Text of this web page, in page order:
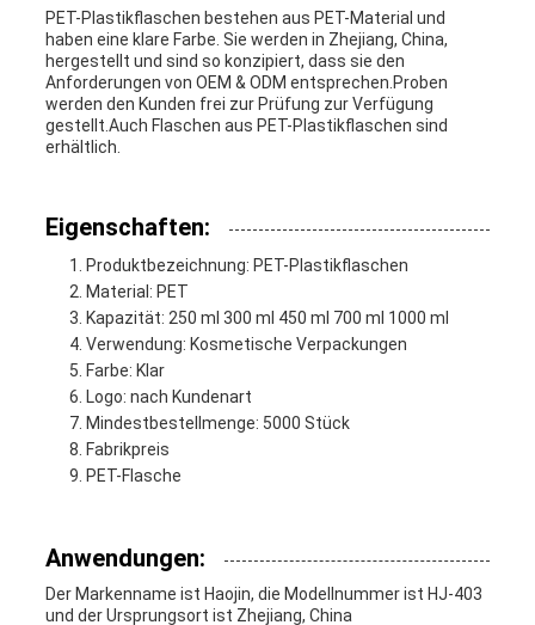
EIN
ZITAT
PRIVACY
POLICY
PET-Plastikflaschen bestehen aus PET-Material und
haben eine klare Farbe. Sie werden in Zhejiang, China,
hergestellt und sind so konzipiert, dass sie den
Anforderungen von OEM & ODM entsprechen.Proben
werden den Kunden frei zur Prüfung zur Verfügung
gestellt.Auch Flaschen aus PET-Plastikflaschen sind
erhältlich.
Eigenschaften:
Produktbezeichnung: PET-Plastikflaschen
Material: PET
Kapazität: 250 ml 300 ml 450 ml 700 ml 1000 ml
Verwendung: Kosmetische Verpackungen
Farbe: Klar
Logo: nach Kundenart
Mindestbestellmenge: 5000 Stück
Fabrikpreis
PET-Flasche
Anwendungen:
Der Markenname ist Haojin, die Modellnummer ist HJ-403
und der Ursprungsort ist Zhejiang, China